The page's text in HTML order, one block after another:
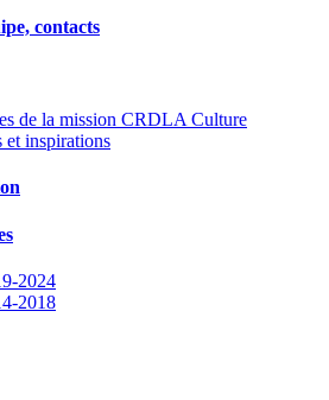
contacts
de la mission CRDLA Culture
et inspirations
2024
2018